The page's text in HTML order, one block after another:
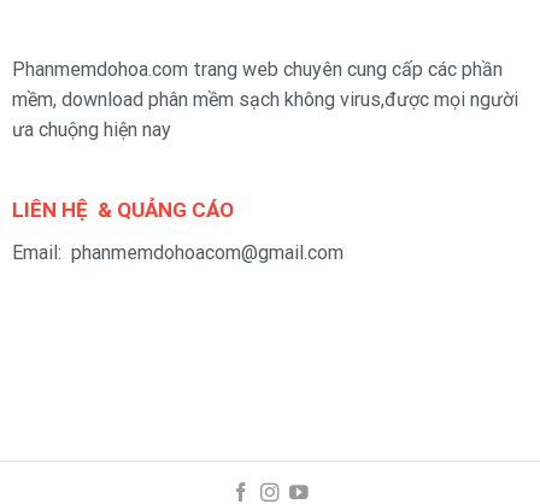
Phanmemdohoa.com trang web chuyên cung cấp các phần
mềm, download phân mềm sạch không virus,được mọi người
ưa chuộng hiện nay
LIÊN HỆ & QUẢNG CÁO
Email: phanmemdohoacom@gmail.com